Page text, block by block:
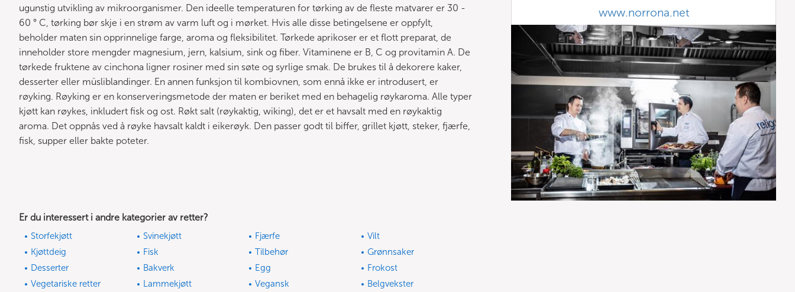
ugunstig utvikling av mikroorganismer. Den ideelle temperaturen for tørking av de fleste matvarer er 30 -
60 ° C, tørking bør skje i en strøm av varm luft og i mørket. Hvis alle disse betingelsene er oppfylt,
beholder maten sin opprinnelige farge, aroma og fleksibilitet. Tørkede aprikoser er et flott preparat, de
inneholder store mengder magnesium, jern, kalsium, sink og fiber. Vitaminene er B, C og provitamin A. De
tørkede fruktene av cinchona ligner rosiner med sin søte og syrlige smak. De brukes til å dekorere kaker,
desserter eller müsliblandinger. En annen funksjon til kombiovnen, som ennå ikke er introdusert, er
røyking. Røyking er en konserveringsmetode der maten er beriket med en behagelig røykaroma. Alle typer
kjøtt kan røykes, inkludert fisk og ost. Røkt salt (røykaktig, wiking), det er et havsalt med en røykaktig
aroma. Det oppnås ved å røyke havsalt kaldt i eikerøyk. Den passer godt til biffer, grillet kjøtt, steker, fjærfe,
fisk, supper eller bakte poteter.
www.norrona.net
Er du interessert i andre kategorier av retter?
Storfekjøtt Svinekjøtt Fjærfe
Vilt
Kjøttdeig
Fisk Tilbehør
Grønnsaker
Desserter
Bakverk Egg
Frokost
Vegetariske retter
Lammekjøtt Vegansk
Belgvekster